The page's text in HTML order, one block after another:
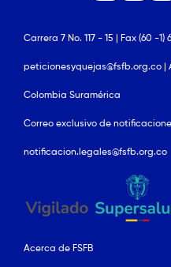
Carrera 7 No. 117 - 15 | Fax (60 -1)
peticionesyquejas@fsfb.org.co |
Colombia Suramérica
Correo exclusivo de
notificacion.legales@fsfb.org.co
Acerca de FSFB